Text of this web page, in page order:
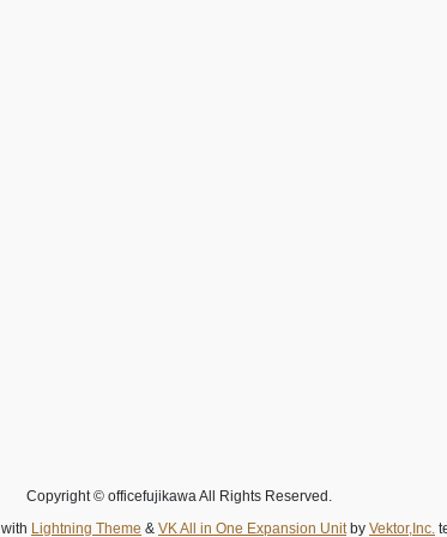
Copyright © officefujikawa All Rights Reserved.
with Lightning Theme & VK All in One Expansion Unitby Vektor,Inc.